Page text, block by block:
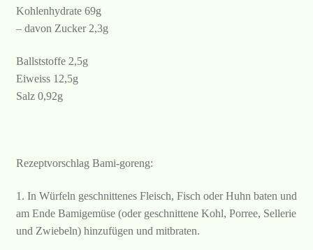
Kohlenhydrate 69g
– davon Zucker 2,3g
Ballststoffe 2,5g
Eiweiss 12,5g
Salz 0,92g
Rezeptvorschlag Bami-goreng:
1. In Würfeln geschnittenes Fleisch, Fisch oder Huhn baten und
am Ende Bamigemüse (oder geschnittene Kohl, Porree, Sellerie
und Zwiebeln) hinzufügen und mitbraten.